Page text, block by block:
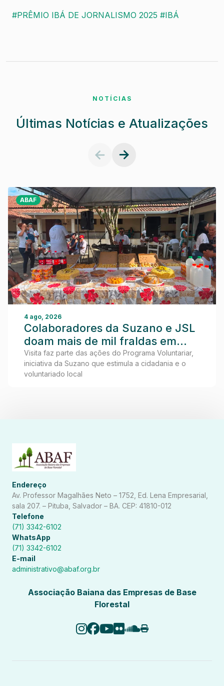
#PRÊMIO IBÁ DE JORNALISMO 2025 #IBÁ
NOTÍCIAS
Últimas Notícias e Atualizações
ABAF
4 ago, 2026
Colaboradores da Suzano e JSL
doam mais de mil fraldas em
visita ao Lar dos Idosos de
Teixeira de Freitas
Visita faz parte das ações do Programa Voluntariar,
iniciativa da Suzano que estimula a cidadania e o
voluntariado local
Endereço
Av. Professor Magalhães Neto – 1752, Ed. Lena Empresarial,
sala 207. – Pituba, Salvador – BA. CEP: 41810-012
Telefone
(71) 3342-6102
WhatsApp
(71) 3342-6102
E-mail
administrativo@abaf.org.br
Associação Baiana das Empresas de Base
Florestal